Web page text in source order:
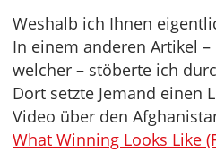
Weshalb ich Ihnen
In einem anderen Artikel
welcher – stöberte ich
Dort setzte Jemand einen
Video über den
What Winning Looks Like